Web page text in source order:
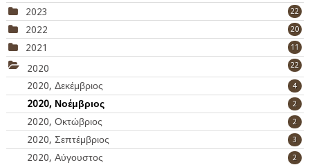
2023 22
2022 20
2021 11
2020 22
2020, Δεκέμβριος 4
2020, Νοέμβριος 2
2020, Οκτώβριος 2
2020, Σεπτέμβριος 3
2020, Αύγουστος 2